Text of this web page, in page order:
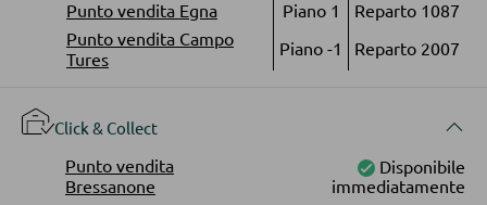
Vetrinette
Soggiorni componibili
Credenze a giorno
Punto vendita Egna
Piano 1
Reparto 1087
Punto vendita Campo
Tures
Piano -1 Reparto 2007
Click & Collect
Punto vendita
Bressanone
Disponibile
immediatamente